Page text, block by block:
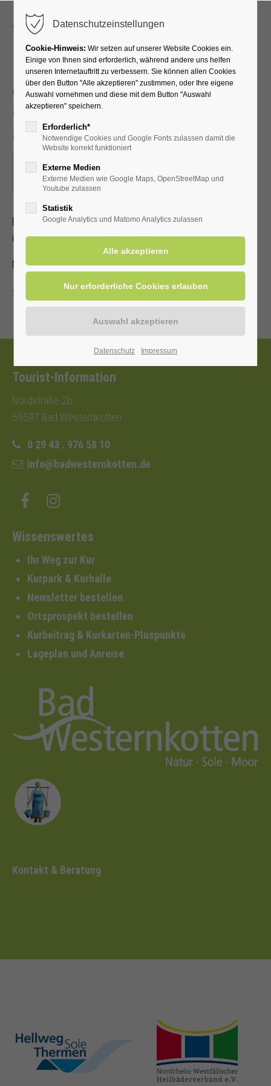
Akupressur –
Selbstbehandlung bei
Schmerzen
07.10.2025, 16:00–17:00
ORT: KURHALLE
Erlernen Sie die Selbstakupressur zur Linderung von Kopf-,
Gelenk- und Muskelschmerzen.
Mit gültiger Kur-/Einwohnerkarte 2,00 €, ohne 5,00 €.
Tourist-Information
Nordstraße 2b
59597 Bad Westernkotten
0 29 43 . 976 58 10
info@badwesternkotten.de
Wissenswertes
Ihr Weg zur Kur
Kurpark & Kurhalle
Newsletter bestellen
Ortsprospekt bestellen
Kurbeitrag & Kurkarten-Pluspunkte
Lageplan und Anreise
Kontakt & Beratung
hellweg-sole-
thermen.de
heilbaeder.de
Datenschutzeinstellungen
Cookie-Hinweis: Wir setzen auf unserer Website Cookies ein.
Einige von Ihnen sind erforderlich, während andere uns helfen
unseren Internetauftritt zu verbessern. Sie können allen Cookies
über den Button "Alle akzeptieren" zustimmen, oder Ihre eigene
Auswahl vornehmen und diese mit dem Button "Auswahl
akzeptieren" speichern.
Erforderlich*
Notwendige Cookies und Google Fonts zulassen damit die
Website korrekt funktioniert
Externe Medien
Externe Medien wie Google Maps, OpenStreetMap und
Youtube zulassen
Statistik
Google Analytics und Matomo Analytics zulassen
Datenschutz Impressum